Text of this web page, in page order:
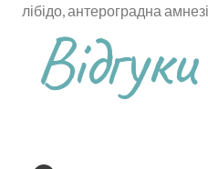
лібідо, антероградна